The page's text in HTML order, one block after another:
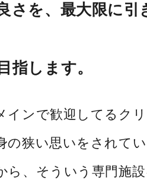
さを、最大限に引
指します。
インで歓迎してるク
の狭い思いをされて
ら、そういう専門施